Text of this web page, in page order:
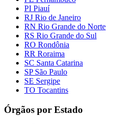
PI Piauí
RJ Rio de Janeiro
RN Rio Grande do Norte
RS Rio Grande do Sul
RO Rondônia
RR Roraima
SC Santa Catarina
SP São Paulo
SE Sergipe
TO Tocantins
Órgãos por Estado